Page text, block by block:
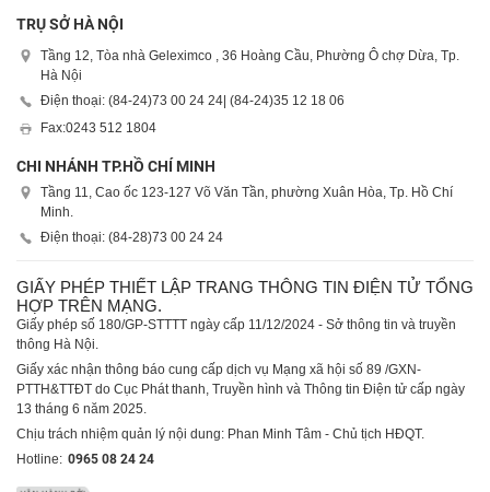
TRỤ SỞ HÀ NỘI
Tầng 12, Tòa nhà Geleximco , 36 Hoàng Cầu, Phường Ô chợ Dừa, Tp.
Hà Nội
Điện thoại: (84-24)73 00 24 24 | (84-24)35 12 18 06
Fax:0243 512 1804
CHI NHÁNH TP.HỒ CHÍ MINH
Tầng 11, Cao ốc 123-127 Võ Văn Tần, phường Xuân Hòa, Tp. Hồ Chí
Minh.
Điện thoại: (84-28)73 00 24 24
GIẤY PHÉP THIẾT LẬP TRANG THÔNG TIN ĐIỆN TỬ TỔNG
HỢP TRÊN MẠNG.
Giấy phép số 180/GP-STTTT ngày cấp 11/12/2024 - Sở thông tin và truyền
thông Hà Nội.
Giấy xác nhận thông báo cung cấp dịch vụ Mạng xã hội số 89 /GXN-
PTTH&TTĐT do Cục Phát thanh, Truyền hình và Thông tin Điện tử cấp ngày
13 tháng 6 năm 2025.
Chịu trách nhiệm quản lý nội dung: Phan Minh Tâm - Chủ tịch HĐQT.
Hotline: 0965 08 24 24